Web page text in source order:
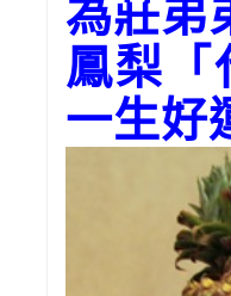
為莊弟
鳳梨「
一生好